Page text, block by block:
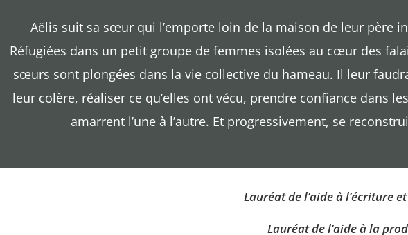
Aëlis suit sa sœur qui l’emporte loin de la maison de leur père
Réfugiées dans un petit groupe de femmes isolées au cœur des
sœurs sont plongées dans la vie collective du hameau. Il leur
leur colère, réaliser ce qu’elles ont vécu, prendre confiance dans
amarrent l’une à l’autre. Et progressivement, se
Lauréat de l’aide à l’écriture
Lauréat de l’aide à la